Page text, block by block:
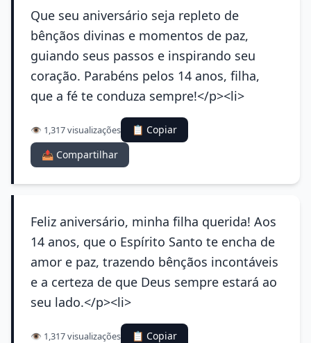
Que seu aniversário seja repleto de
bênçãos divinas e momentos de paz,
guiando seus passos e inspirando seu
coração. Parabéns pelos 14 anos, filha,
que a fé te conduza sempre!</p><li>
👁️ 1,317 visualizações
📋 Copiar
📤 Compartilhar
Feliz aniversário, minha filha querida! Aos
14 anos, que o Espírito Santo te encha de
amor e paz, trazendo bênçãos incontáveis
e a certeza de que Deus sempre estará ao
seu lado.</p><li>
👁️ 1,317 visualizações
📋 Copiar